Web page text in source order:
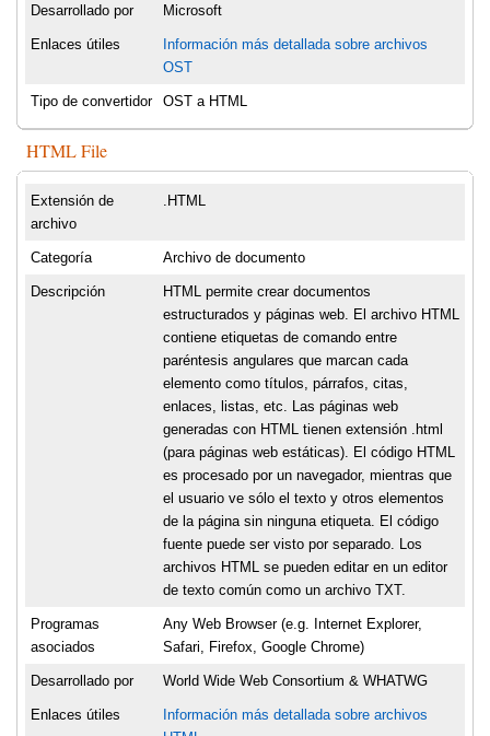
Desarrollado por Microsoft
Enlaces útiles
Información más detallada sobre archivos
OST
Tipo de convertidor OST a HTML
HTML File
Extensión de
archivo
.HTML
Categoría Archivo de documento
Descripción
HTML permite crear documentos
estructurados y páginas web. El archivo HTML
contiene etiquetas de comando entre
paréntesis angulares que marcan cada
elemento como títulos, párrafos, citas,
enlaces, listas, etc. Las páginas web
generadas con HTML tienen extensión .html
(para páginas web estáticas). El código HTML
es procesado por un navegador, mientras que
el usuario ve sólo el texto y otros elementos
de la página sin ninguna etiqueta. El código
fuente puede ser visto por separado. Los
archivos HTML se pueden editar en un editor
de texto común como un archivo TXT.
Programas
asociados
Any Web Browser (e.g. Internet Explorer,
Safari, Firefox, Google Chrome)
Desarrollado por World Wide Web Consortium & WHATWG
Enlaces útiles
Información más detallada sobre archivos